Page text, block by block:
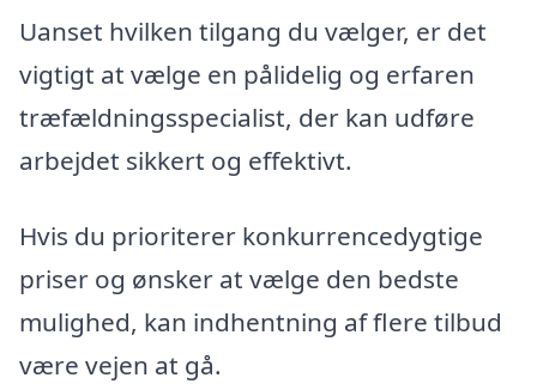
Uanset hvilken tilgang du vælger, er det
vigtigt at vælge en pålidelig og erfaren
træfældningsspecialist, der kan udføre
arbejdet sikkert og effektivt.
Hvis du prioriterer konkurrencedygtige
priser og ønsker at vælge den bedste
mulighed, kan indhentning af flere tilbud
være vejen at gå.